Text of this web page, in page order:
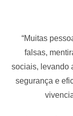
“Muitas
falsas,
sociais, levando
segurança e